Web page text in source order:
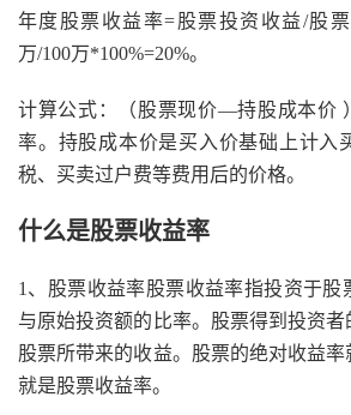
年度股票收益率=股票投资收益/股票
万/100万*100%=20%。
计算公式：（股票现价―持股成本价
率。持股成本价是买入价基础上计入
税、买卖过户费等费用后的价格。
什么是股票收益率
1、股票收益率股票收益率指投资于股
与原始投资额的比率。股票得到投资
股票所带来的收益。股票的绝对收益
就是股票收益率。